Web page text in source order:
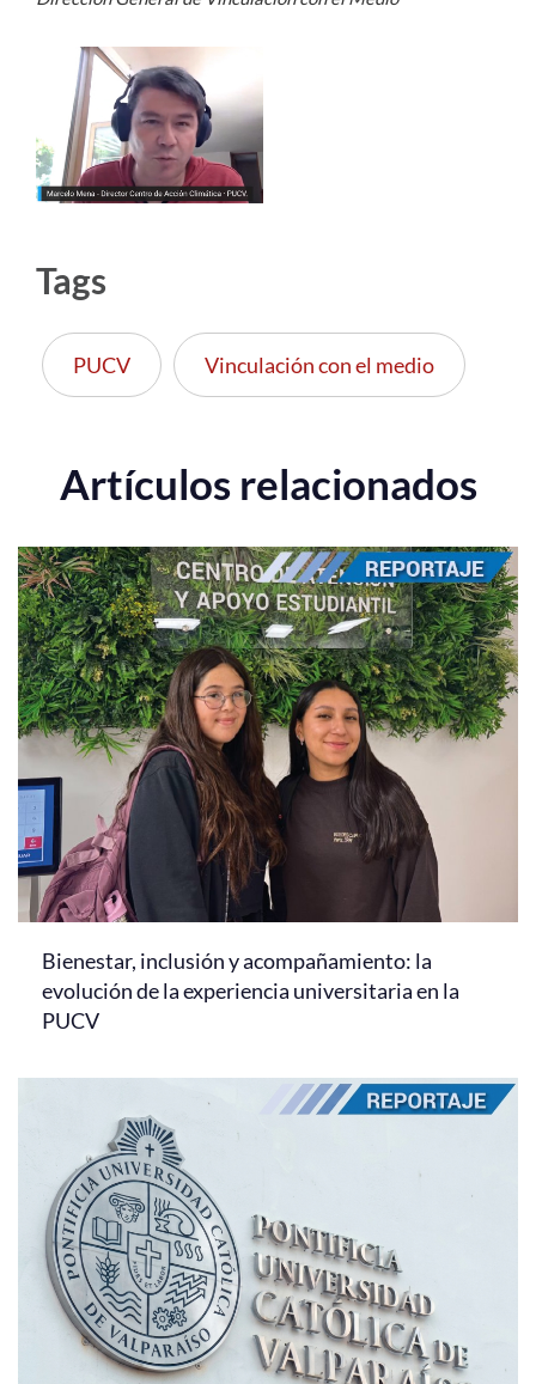
Tags
PUCV Vinculación con el medio
Artículos relacionados
Bienestar, inclusión y acompañamiento: la
evolución de la experiencia universitaria en la
PUCV